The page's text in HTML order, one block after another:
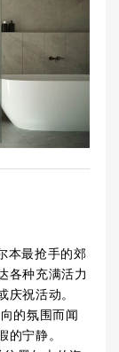
本最抢手的郊
各种充满活力
祝活动。
的氛围而闻
宁静。